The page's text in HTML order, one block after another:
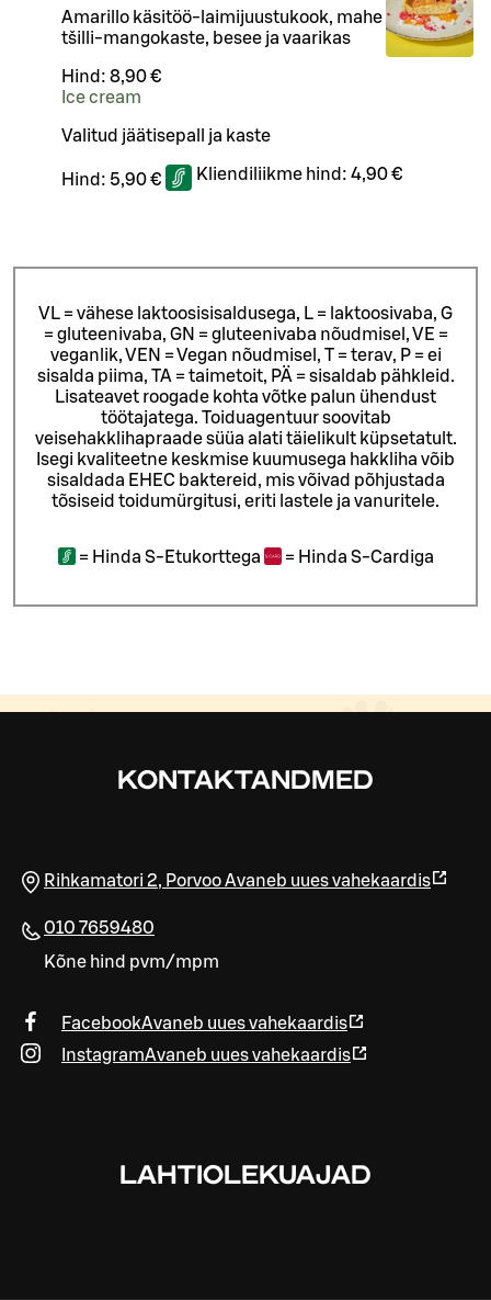
Amarillo käsitöö-laimijuustukook, mahe
tšilli-mangokaste, besee ja vaarikas
Hind: 8,90 €
Ice cream
Valitud jäätisepall ja kaste
Hind: 5,90 € Kliendiliikme hind: 4,90 €
VL = vähese laktoosisisaldusega, L = laktoosivaba, G
= gluteenivaba, GN = gluteenivaba nõudmisel, VE =
veganlik, VEN = Vegan nõudmisel, T = terav, P = ei
sisalda piima, TA = taimetoit, PÄ = sisaldab pähkleid.
Lisateavet roogade kohta võtke palun ühendust
töötajatega. Toiduagentuur soovitab
veisehakklihapraade süüa alati täielikult küpsetatult.
Isegi kvaliteetne keskmise kuumusega hakkliha võib
sisaldada EHEC baktereid, mis võivad põhjustada
tõsiseid toidumürgitusi, eriti lastele ja vanuritele.
= Hinda S-Etukorttega = Hinda S-Cardiga
KONTAKTANDMED
Rihkamatori 2, PorvooAvaneb uues vahekaardis
010 7659480
Kõne hind pvm/mpm
FacebookAvaneb uues vahekaardis
InstagramAvaneb uues vahekaardis
LAHTIOLEKUAJAD